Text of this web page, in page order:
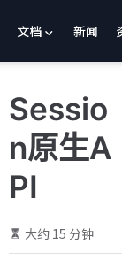
文档 新闻
Sessio
n原生A
PI
大约 15 分钟